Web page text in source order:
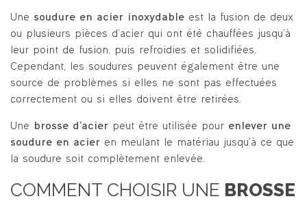
Une soudure en acier inoxydable est la fusion de deux
ou plusieurs pièces d’acier qui ont été chauffées jusqu’à
leur point de fusion, puis refroidies et solidifiées.
Cependant, les soudures peuvent également être une
source de problèmes si elles ne sont pas effectuées
correctement ou si elles doivent être retirées.
Une brosse d’acier peut être utilisée pour enlever une
soudure en acier en meulant le matériau jusqu’à ce que
la soudure soit complètement enlevée.
COMMENT CHOISIR UNE BROSSE